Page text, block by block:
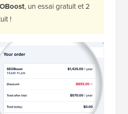
, un essai gratuit et 2
!